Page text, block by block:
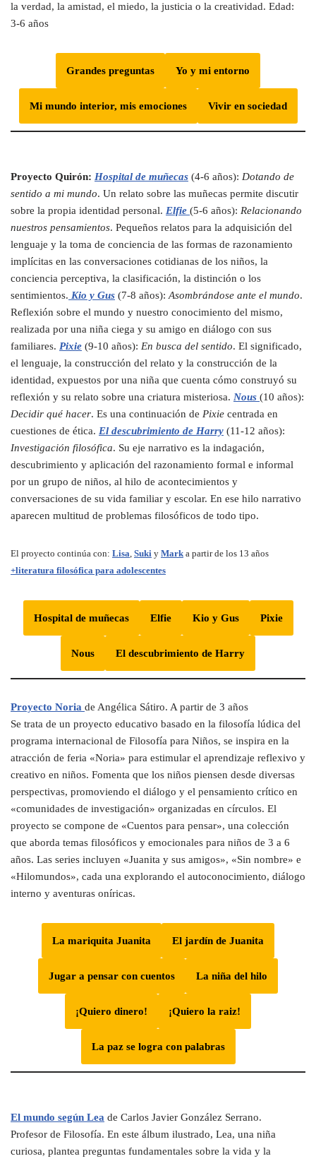
la verdad, la amistad, el miedo, la justicia o la creatividad. Edad:
3-6 años
Grandes preguntas Yo y mi entorno
Mi mundo interior, mis emociones Vivir en sociedad
Proyecto Quirón: Hospital de muñecas (4-6 años): Dotando de
sentido a mi mundo. Un relato sobre las muñecas permite discutir
sobre la propia identidad personal. Elfie (5-6 años): Relacionando
nuestros pensamientos. Pequeños relatos para la adquisición del
lenguaje y la toma de conciencia de las formas de razonamiento
implícitas en las conversaciones cotidianas de los niños, la
conciencia perceptiva, la clasificación, la distinción o los
sentimientos. Kio y Gus (7-8 años): Asombrándose ante el mundo.
Reflexión sobre el mundo y nuestro conocimiento del mismo,
realizada por una niña ciega y su amigo en diálogo con sus
familiares. Pixie (9-10 años): En busca del sentido. El significado,
el lenguaje, la construcción del relato y la construcción de la
identidad, expuestos por una niña que cuenta cómo construyó su
reflexión y su relato sobre una criatura misteriosa. Nous (10 años):
Decidir qué hacer. Es una continuación de Pixie centrada en
cuestiones de ética. El descubrimiento de Harry (11-12 años):
Investigación filosófica. Su eje narrativo es la indagación,
descubrimiento y aplicación del razonamiento formal e informal
por un grupo de niños, al hilo de acontecimientos y
conversaciones de su vida familiar y escolar. En ese hilo narrativo
aparecen multitud de problemas filosóficos de todo tipo.
El proyecto continúa con: Lisa, Suki y Mark a partir de los 13 años
+literatura filosófica para adolescentes
Hospital de muñecas Elfie Kio y Gus Pixie
Nous El descubrimiento de Harry
Proyecto Noria de Angélica Sátiro. A partir de 3 años
Se trata de un proyecto educativo basado en la filosofía lúdica del
programa internacional de Filosofía para Niños, se inspira en la
atracción de feria «Noria» para estimular el aprendizaje reflexivo y
creativo en niños. Fomenta que los niños piensen desde diversas
perspectivas, promoviendo el diálogo y el pensamiento crítico en
«comunidades de investigación» organizadas en círculos. El
proyecto se compone de «Cuentos para pensar», una colección
que aborda temas filosóficos y emocionales para niños de 3 a 6
años. Las series incluyen «Juanita y sus amigos», «Sin nombre» e
«Hilomundos», cada una explorando el autoconocimiento, diálogo
interno y aventuras oníricas.
La mariquita Juanita El jardín de Juanita
Jugar a pensar con cuentos La niña del hilo
¡Quiero dinero! ¡Quiero la raiz!
La paz se logra con palabras
El mundo según Lea de Carlos Javier González Serrano.
Profesor de Filosofía. En este álbum ilustrado, Lea, una niña
curiosa, plantea preguntas fundamentales sobre la vida y la